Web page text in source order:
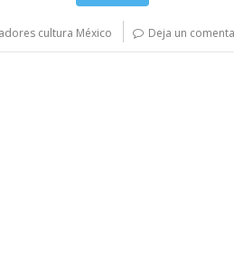
cultura México Deja un